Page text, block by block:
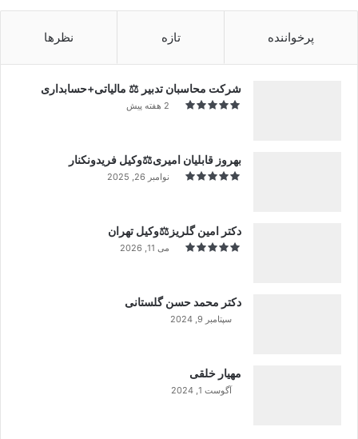
پرخواننده تازه نظرها
شرکت محاسبان تدبیر ⚖️ مالیاتی+حسابداری
2 هفته پیش
بهروز قابلیان امیری⚖️وکیل فریدونکنار
نوامبر 26, 2025
دکتر امین گلریز⚖️وکیل تهران
می 11, 2026
دکتر محمد حسن گلستانی
سپتامبر 9, 2024
مهیار خلقی
آگوست 1, 2024